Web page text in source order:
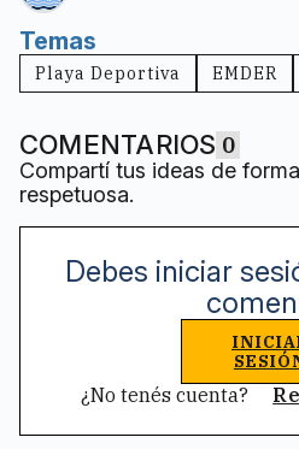
Temas
Playa Deportiva EMDER
COMENTARIOS 0
Compartí tus ideas de
respetuosa.
Debes iniciar
¿No tenés cuenta?